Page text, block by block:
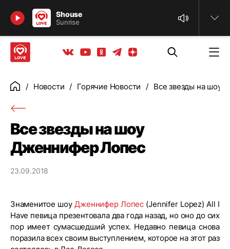
Shouse
Sunrise
Найти
Вконтакте
YoutubeОдноклассники
ТелеграмЯндекс дзен
ГлавнаяНовости Горячие Новости Все звезды на шоу
Все звезды на шоу
Дженнифер Лопес
23.09.2018
Знаменитое шоуДженнифер Лопес(Jennifer Lopez) All I
Have певица презентовала два года назад, но оно до сих
пор имеет сумасшедший успех. Недавно певица снова
поразила всех своим выступлением, которое на этот раз